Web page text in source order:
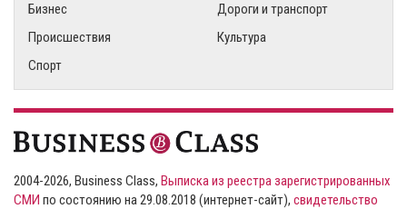
Бизнес
Дороги и транспорт
Происшествия
Культура
Спорт
2004-2026, Business Class, Выписка из реестра зарегистрированных
СМИ по состоянию на 29.08.2018 (интернет-сайт), свидетельство